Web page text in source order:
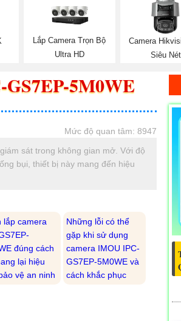
Lắp Camera Trọn Bộ
Ultra HD
Camera
Siêu Nét
5M0WE
Mức độ quan tâm: 8947
sát trong không gian mở. Với độ
bụi, thiết bị này mang đến hiệu
lắp camera
đúng cách
lại hiệu
vệ an ninh
Những lỗi có thể
gặp khi sử dụng
camera IMOU IPC-
GS7EP-5M0WE và
cách khắc phục